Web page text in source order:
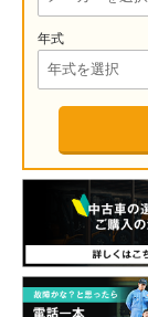
年式